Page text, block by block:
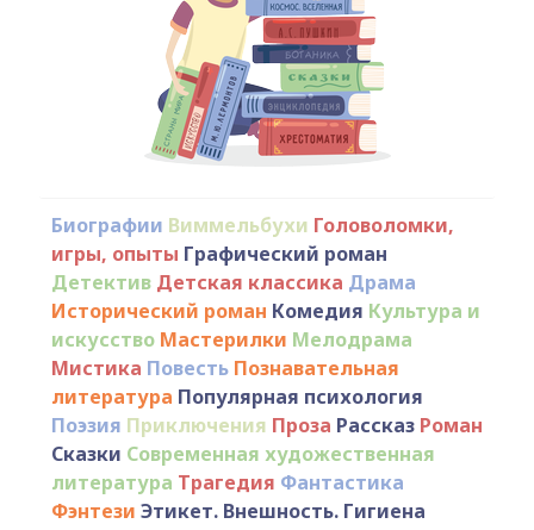
Биографии Виммельбухи Головоломки,
игры, опыты Графический роман
Детектив Детская классика Драма
Исторический роман Комедия Культура и
искусство Мастерилки Мелодрама
Мистика Повесть Познавательная
литература Популярная психология
Поэзия Приключения Проза Рассказ Роман
Сказки Современная художественная
литература Трагедия Фантастика
Фэнтези Этикет. Внешность. Гигиена